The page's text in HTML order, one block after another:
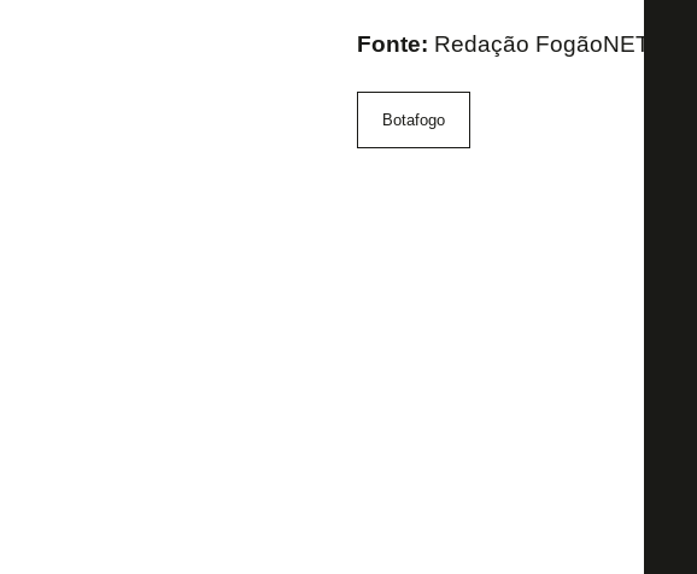
Fonte: Redação FogãoNET e GE
Botafogo